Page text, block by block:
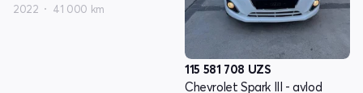
2022 41 000 km
115 581 708 UZS
Chevrolet Spark III - avlod